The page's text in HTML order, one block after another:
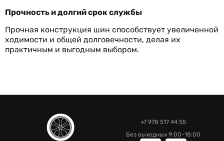
Прочность и долгий срок службы
Прочная конструкция шин способствует увеличенной
ходимости и общей долговечности, делая их
практичным и выгодным выбором.
+7 978 517 44 55
Без выходных 9:00-18:00